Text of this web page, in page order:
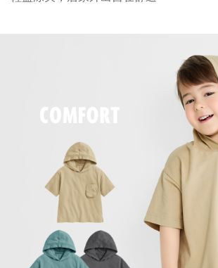
lativ 米格國際 - 台灣平價高品質國民服飾品牌